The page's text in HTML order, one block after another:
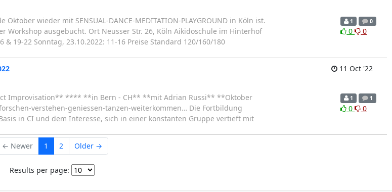
wieder mit SENSUAL-DANCE-MEDITATION-PLAYGROUND in Köln ist.
ausgebucht. Ort Neusser Str. 26, Köln Aikidoschule im Hinterhof
& 19-22 Sonntag, 23.10.2022: 11-16 Preise Standard 120/160/180
1 0
0 0
11 Oct '22
Improvisation** **** **in Bern - CH** **mit Adrian Russi** **Oktober
verstehen-geniessen-tanzen-weiterkommen… Die Fortbildung
in CI und dem Interesse, sich in einer konstanten Gruppe vertieft mit
1 1
0 0
← Newer 1 2 Older →
Results per page: